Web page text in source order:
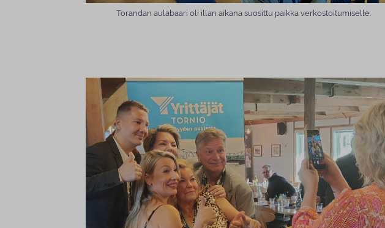
Torandan aulabaari oli illan aikana suosittu paikka verkostoitumiselle.